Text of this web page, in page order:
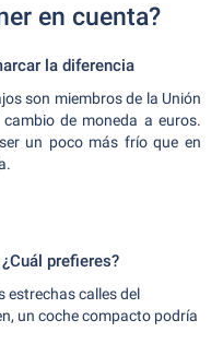
en cuenta?
la diferencia
son miembros de la Unión
de moneda a euros.
un poco más frío que en
prefieres?
estrechas calles del
un coche compacto podría